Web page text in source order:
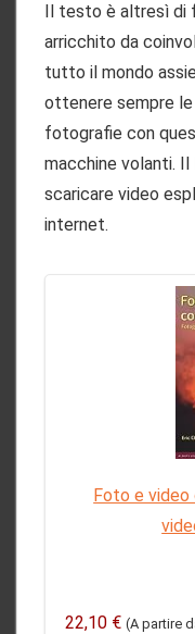
Il testo è altresì di
arricchito da
tutto il mondo
ottenere sempre le
fotografie con
macchine volanti.
scaricare video
internet.
Foto e video
22,10 € (A partire